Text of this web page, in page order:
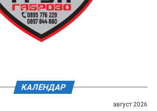
КАЛЕНДАР
август 2026